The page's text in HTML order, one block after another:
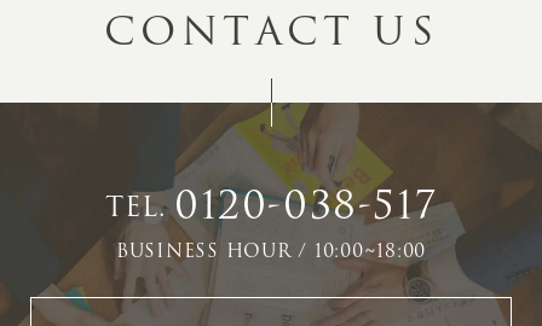
CONTACT US
TEL.0120-038-517
BUSINESS HOUR / 10:00~18:00